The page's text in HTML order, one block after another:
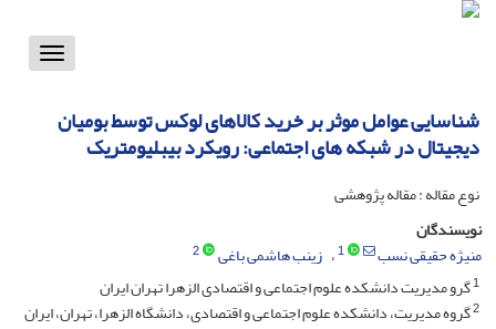
Toggle
شناسایی عوامل موثر بر خرید کالاهای لوکس توسط بومیان
دیجیتال در شبکه های اجتماعی: رویکرد بیبلیومتریک
نوع مقاله : مقاله پژوهشی
نویسندگان
منیژه حقیقی نسب
1 زینب هاشمی باغی
2
1گرو مدیریت دانشکده علوم اجتماعی و اقتصادی الزهرا تهران ایران
2گروه مدیریت، دانشکده علوم اجتماعی و اقتصادی، دانشگاه الزهرا، تهران، ایران